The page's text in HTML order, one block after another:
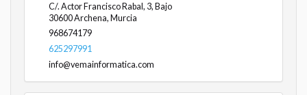
C/. Actor Francisco Rabal, 3, Bajo
30600Archena, Murcia
968674179
625297991
info@vemainformatica.com